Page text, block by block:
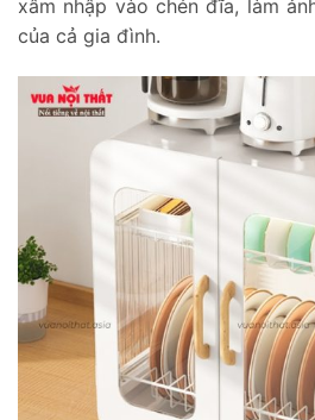
xâm nhập vào chén đĩa, làm
của cả gia đình.